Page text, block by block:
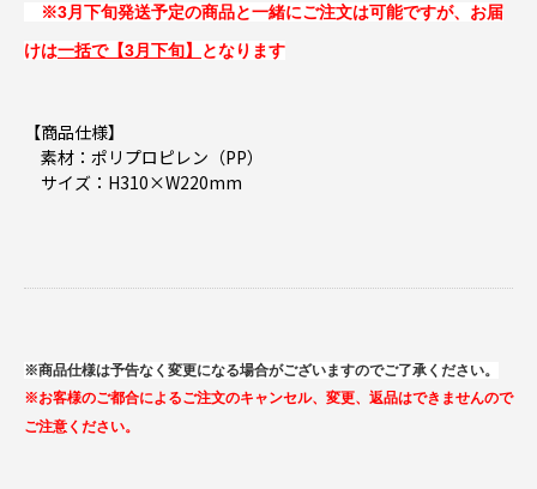
※3月下旬発送予定の商品と一緒にご注文は可能ですが、お届
けは一括で【3月下旬】 となります
【商品仕様】
素材：ポリプロピレン（PP）
サイズ：H310×W220mm
※商品仕様は予告なく変更になる場合がございますのでご了承ください。
※お客様のご都合によるご注文のキャンセル、変更、返品はできませんので
ご注意ください。